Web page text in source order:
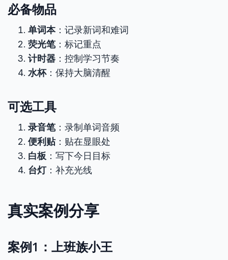
必备物品
单词本：记录新词和难词
荧光笔：标记重点
计时器 ：控制学习节奏
水杯：保持大脑清醒
可选工具
录音笔：录制单词音频
便利贴：贴在显眼处
白板 ：写下今日目标
台灯：补充光线
真实案例分享
案例1：上班族小王